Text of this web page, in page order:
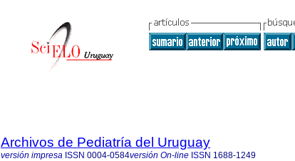
Archivos de Pediatría del Uruguay
versión impresa ISSN 0004-0584versión On-line ISSN 1688-1249